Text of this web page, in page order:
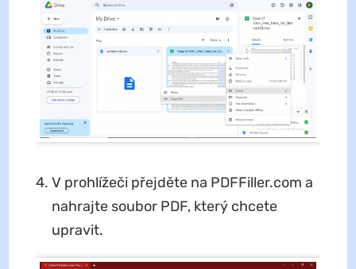
V prohlížeči přejděte na PDFFiller.com a
nahrajte soubor PDF, který chcete
upravit.